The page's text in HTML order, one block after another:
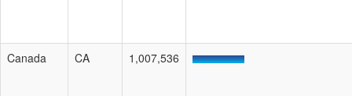
Canada CA 1,007,536